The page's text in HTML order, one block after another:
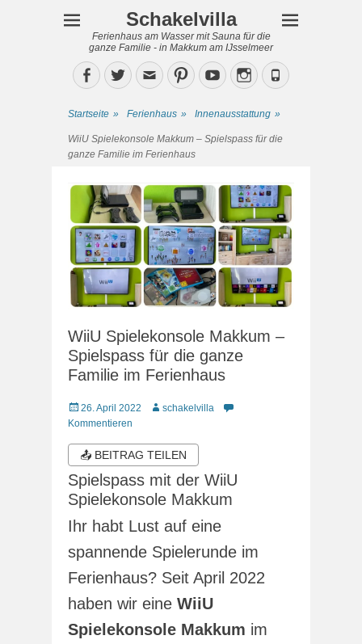
Schakelvilla
Ferienhaus am Wasser mit Sauna für die
ganze Familie - in Makkum am IJsselmeer
Facebook
TwitterEmailPinterestYouTubeInstagram
Phone
Startseite » Ferienhaus » Innenausstattung »
WiiU Spielekonsole Makkum – Spielspass für die
ganze Familie im Ferienhaus
WiiU Spielekonsole Makkum –
Spielspass für die ganze
Familie im Ferienhaus
Veröffentlicht
am
26. April 2022 Autorschakelvilla
Kommentieren
📤 BEITRAG TEILEN
Spielspass mit der WiiU
Spielekonsole Makkum
Ihr habt Lust auf eine
spannende Spielerunde im
Ferienhaus? Seit April 2022
haben wir eine WiiU
Spielekonsole Makkum im